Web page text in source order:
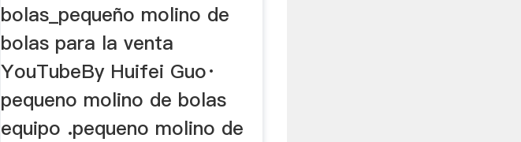
bolas_pequeño molino de
bolas para la venta
YouTubeBy Huifei Guo·
pequeno molino de bolas
equipo .pequeno molino de